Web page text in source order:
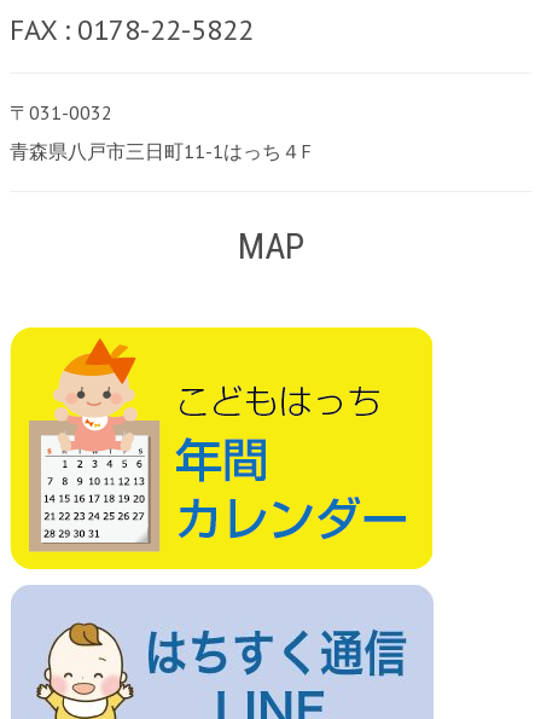
FAX : 0178-22-5822
〒031-0032
青森県八戸市三日町11-1はっち４F
MAP